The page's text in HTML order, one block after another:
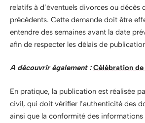
relatifs à d’éventuels divorces ou décès
précédents. Cette demande doit être
entendre des semaines avant la date
afin de respecter les délais de
A découvrir également : Célébration
En pratique, la publication est réalisée
civil, qui doit vérifier l’authenticité des
ainsi que la conformité des informations